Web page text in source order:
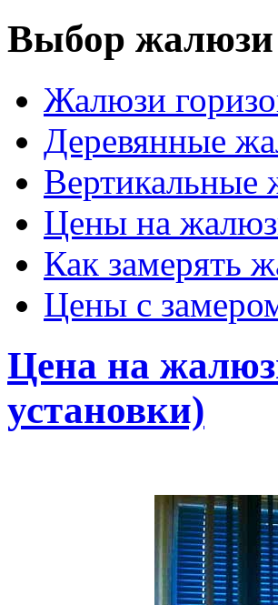
Выбор жалюзи
Жалюзи
Деревянные
Вертикальные
Цены на
Как замерять
Цены с
Цена на
установки)